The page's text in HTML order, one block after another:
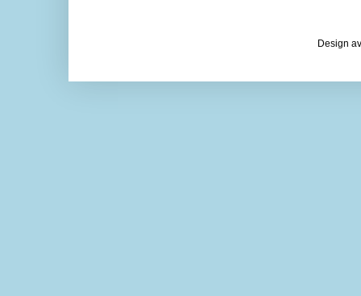
Design